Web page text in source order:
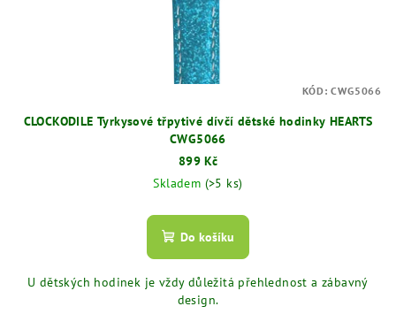
CLOCKODILE Tyrkysové třpytivé dívčí dětské hodinky HEARTS
CWG5066
899 Kč
Skladem (>5 ks)
Do košíku
U dětských hodinek je vždy důležitá přehlednost a zábavný
design.
KÓD:CWG5066